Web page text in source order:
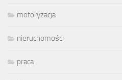
motoryzacja
nieruchomości
praca